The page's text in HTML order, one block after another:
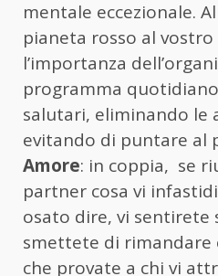
mentale eccezionale.
pianeta rosso al
l’importanza
programma
salutari, eliminando le
evitando di puntare al
Amore: in coppia, se
partner cosa vi
osato dire, vi sentirete
smettete di rimandare
che provate a chi vi